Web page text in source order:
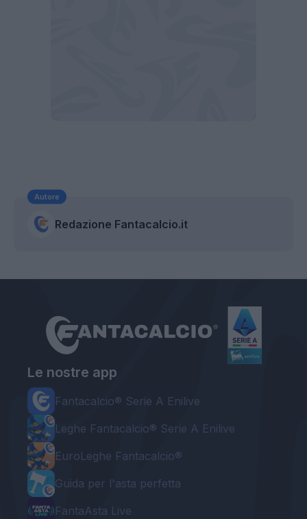
Autore
Redazione Fantacalcio.it
Le nostre app
Fantacalcio® Serie A Enilive
Leghe Fantacalcio® Serie A Enilive
EuroLeghe Fantacalcio®
Guida per l'asta perfetta
FantaAsta Live